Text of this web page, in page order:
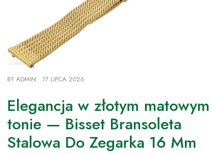
BY ADMIN 17 LIPCA 2026
Elegancja w złotym matowym
tonie — Bisset Bransoleta
Stalowa Do Zegarka 16 Mm